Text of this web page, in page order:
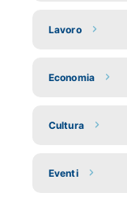
Lavoro
Economia
Cultura
Eventi